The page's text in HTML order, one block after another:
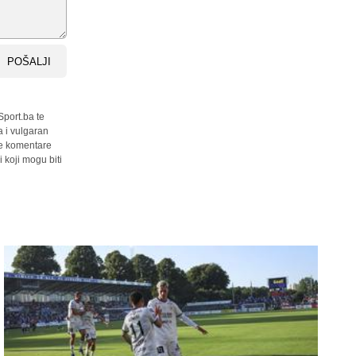
POŠALJI
te
i vulgaran
komentare
koji mogu biti